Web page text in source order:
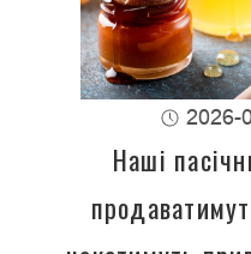
2026-
Наші